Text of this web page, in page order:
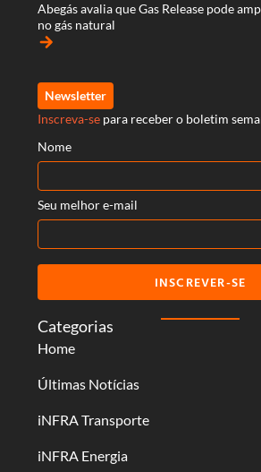
Categorias
Home
Últimas Notícias
iNFRA Transporte
iNFRA Energia
Abegás avalia que Gas Release pode
no gás natural
arrow_forward
Newsletter
Inscreva-se para receber o boletim
Nome
Seu melhor e-mail
INSCREVER-SE